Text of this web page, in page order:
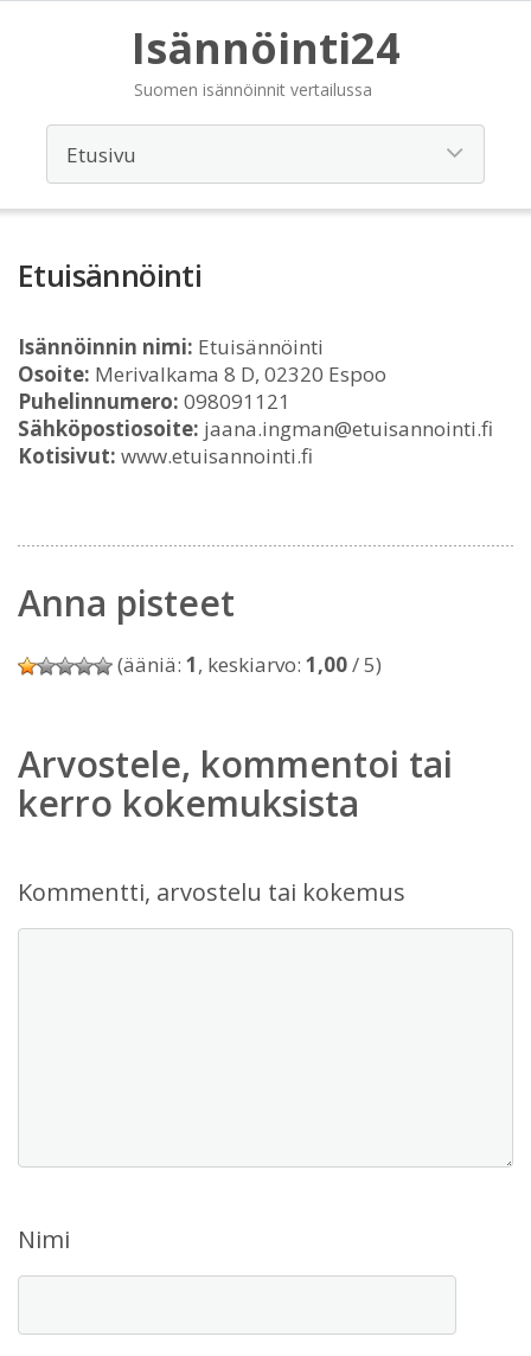
Isännöinti24
Suomen isännöinnit vertailussa
Etuisännöinti
Isännöinnin nimi: Etuisännöinti
Osoite: Merivalkama 8 D, 02320 Espoo
Puhelinnumero: 098091121
Sähköpostiosoite: jaana.ingman@etuisannointi.fi
Kotisivut: www.etuisannointi.fi
Anna pisteet
(ääniä: 1, keskiarvo: 1,00/ 5)
Arvostele, kommentoi tai
kerro kokemuksista
Kommentti, arvostelu tai kokemus
Nimi